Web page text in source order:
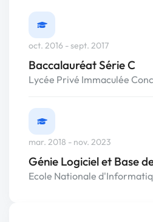
oct. 2016 - sept. 2017
Baccalauréat Série C
Lycée Privé Immaculée
mar. 2018 - nov. 2023
Génie Logiciel et Base
Ecole Nationale